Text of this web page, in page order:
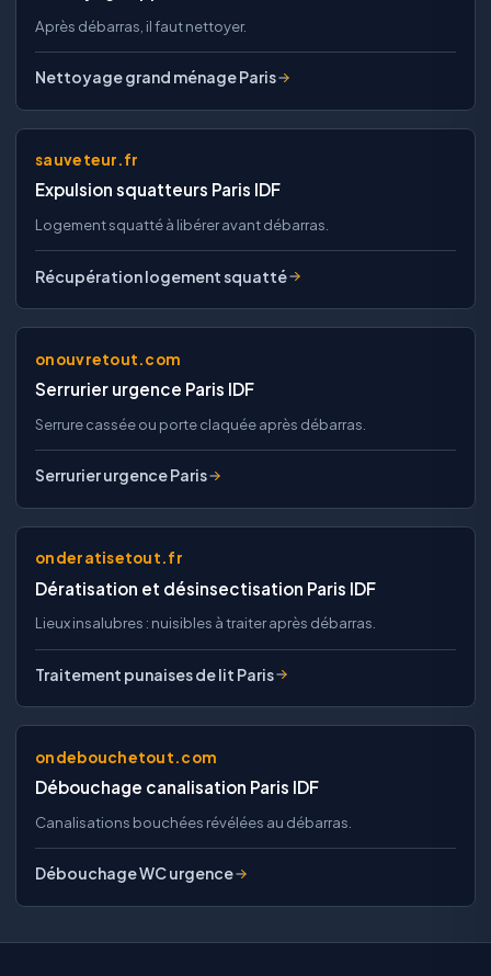
Après débarras, il faut nettoyer.
Nettoyage grand ménage Paris
sauveteur.fr
Expulsion squatteurs Paris IDF
Logement squatté à libérer avant débarras.
Récupération logement squatté
onouvretout.com
Serrurier urgence Paris IDF
Serrure cassée ou porte claquée après débarras.
Serrurier urgence Paris
onderatisetout.fr
Dératisation et désinsectisation Paris IDF
Lieux insalubres : nuisibles à traiter après débarras.
Traitement punaises de lit Paris
ondebouchetout.com
Débouchage canalisation Paris IDF
Canalisations bouchées révélées au débarras.
Débouchage WC urgence